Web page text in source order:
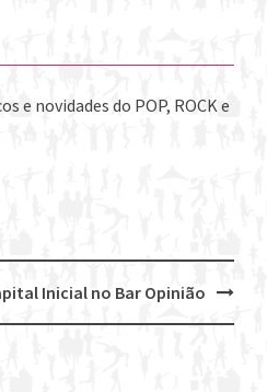
e novidades do POP, ROCK e
Inicial no Bar Opinião